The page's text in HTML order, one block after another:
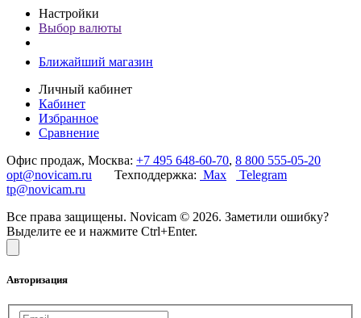
Настройки
Выбор валюты
Ближайший магазин
Личный кабинет
Кабинет
Избранное
Сравнение
Офис продаж, Москва: +7 495 648-60-70, 8 800 555-05-20
opt@novicam.ru Техподдержка: Max
Telegram
tp@novicam.ru
Все права защищены. Novicam © 2026. Заметили ошибку?
Выделите ее и нажмите Ctrl+Enter.
Авторизация